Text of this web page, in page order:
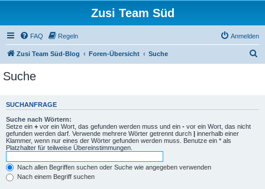
Zusi Team Süd
FAQ Regeln Anmelden
Zusi Team Süd-Blog Foren-Übersicht Suche
e
Suche
SUCHANFRAGE
Suche nach Wörtern:
Setze ein + vor ein Wort, das gefunden werden muss und ein - vor ein Wort, das nicht
gefunden werden darf. Verwende mehrere Wörter getrennt durch | innerhalb einer
Klammer, wenn nur eines der Wörter gefunden werden muss. Benutze ein * als
Platzhalter für teilweise Übereinstimmungen.
Nach allen Begriffen suchen oder Suche wie angegeben verwenden
Nach einem Begriff suchen